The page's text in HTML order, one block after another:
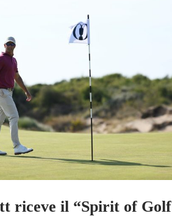
riceve il “Spirit of Golf